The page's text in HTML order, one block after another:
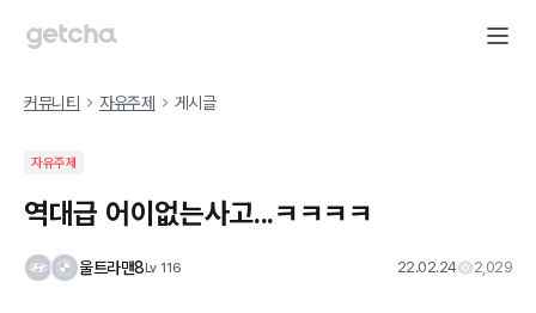
커뮤니티 자유주제 게시글
자유주제
역대급 어이없는사고...ㅋㅋㅋㅋ
울트라맨8Lv 116 22.02.24 2,029